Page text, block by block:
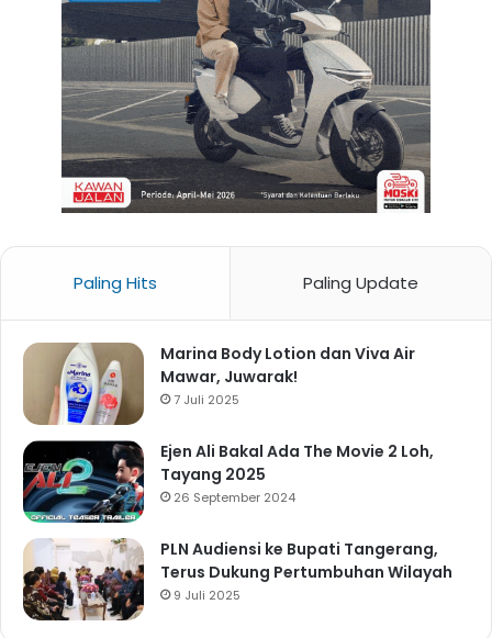
Paling Hits Paling Update
Marina Body Lotion dan Viva Air
Mawar, Juwarak!
7 Juli 2025
Ejen Ali Bakal Ada The Movie 2 Loh,
Tayang 2025
26 September 2024
PLN Audiensi ke Bupati Tangerang,
Terus Dukung Pertumbuhan Wilayah
9 Juli 2025